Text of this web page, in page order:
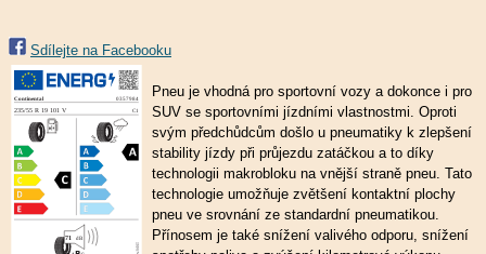
Sdílejte na Facebooku
Pneu je vhodná pro sportovní vozy a dokonce i pro
SUV se sportovními jízdními vlastnostmi. Oproti
svým předchůdcům došlo u pneumatiky k zlepšení
stability jízdy při průjezdu zatáčkou a to díky
technologii makrobloku na vnější straně pneu. Tato
technologie umožňuje zvětšení kontaktní plochy
pneu ve srovnání ze standardní pneumatikou.
Přínosem je také snížení valivého odporu, snížení